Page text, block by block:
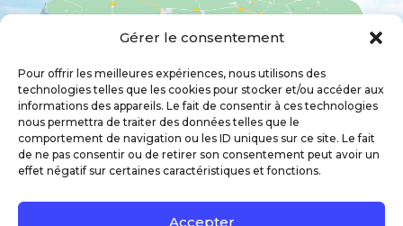
Gérer le consentement
Pour offrir les meilleures expériences, nous utilisons des
technologies telles que les cookies pour stocker et/ou accéder aux
informations des appareils. Le fait de consentir à ces technologies
nous permettra de traiter des données telles que le
comportement de navigation ou les ID uniques sur ce site. Le fait
de ne pas consentir ou de retirer son consentement peut avoir un
effet négatif sur certaines caractéristiques et fonctions.
Accepter
Cliquez pour accepter les cookies
marketing et activer ce contenu